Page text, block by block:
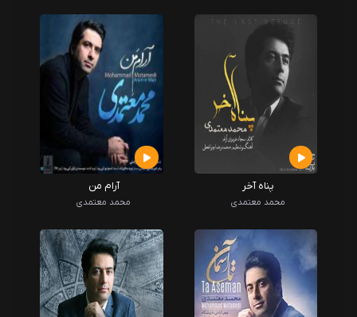
پناه آخر
محمد معتمدی
آرام من
محمد معتمدی